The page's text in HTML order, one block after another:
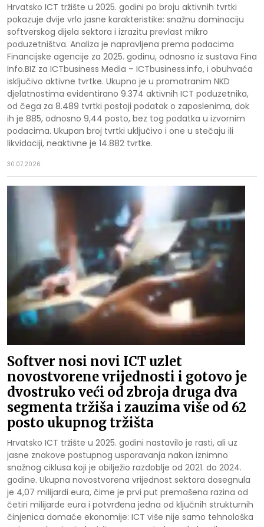
Hrvatsko ICT tržište u 2025. godini po broju aktivnih tvrtki
pokazuje dvije vrlo jasne karakteristike: snažnu dominaciju
softverskog dijela sektora i izrazitu prevlast mikro
poduzetništva. Analiza je napravljena prema podacima
Financijske agencije za 2025. godinu, odnosno iz sustava Fina
Info.BIZ za ICTbusiness Media – ICTbusiness.info, i obuhvaća
isključivo aktivne tvrtke. Ukupno je u promatranim NKD
djelatnostima evidentirano 9.374 aktivnih ICT poduzetnika,
od čega za 8.489 tvrtki postoji podatak o zaposlenima, dok
ih je 885, odnosno 9,44 posto, bez tog podatka u izvornim
podacima. Ukupan broj tvrtki uključivo i one u stečaju ili
likvidaciji, neaktivne je 14.882 tvrtke.
30.07.2026.
Softver nosi novi ICT uzlet
novostvorene vrijednosti i gotovo je
dvostruko veći od zbroja druga dva
segmenta tržiša i zauzima više od 62
posto ukupnog tržišta
Hrvatsko ICT tržište u 2025. godini nastavilo je rasti, ali uz
jasne znakove postupnog usporavanja nakon iznimno
snažnog ciklusa koji je obilježio razdoblje od 2021. do 2024.
godine. Ukupna novostvorena vrijednost sektora dosegnula
je 4,07 milijardi eura, čime je prvi put premašena razina od
četiri milijarde eura i potvrđena jedna od ključnih strukturnih
činjenica domaće ekonomije: ICT više nije samo tehnološka